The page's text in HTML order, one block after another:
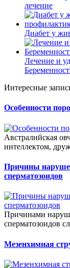
лечение
Диабет у
Лечение и
Интересные
Особенности
Австралийская
интеллектом,
Причины
сперматозоидов
Причинами
сперматозоидов
Мезенхимная